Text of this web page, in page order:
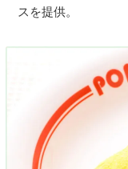
スを提供。